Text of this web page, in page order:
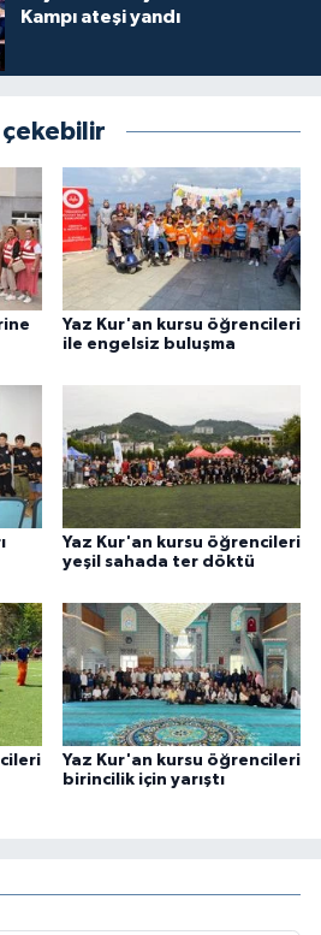
Kampı ateşi yandı
çekebilir
Yaz Kur'an kursu öğrencileri
ile engelsiz buluşma
Yaz Kur'an kursu öğrencileri
yeşil sahada ter döktü
Yaz Kur'an kursu öğrencileri
birincilik için yarıştı